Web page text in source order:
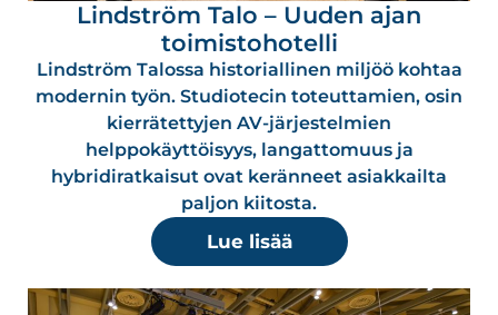
Lindström Talo – Uuden ajan
toimistohotelli
Lindström Talossa historiallinen miljöö kohtaa
modernin työn. Studiotecin toteuttamien, osin
kierrätettyjen AV-järjestelmien
helppokäyttöisyys, langattomuus ja
hybridiratkaisut ovat keränneet asiakkailta
paljon kiitosta.
Lue lisää